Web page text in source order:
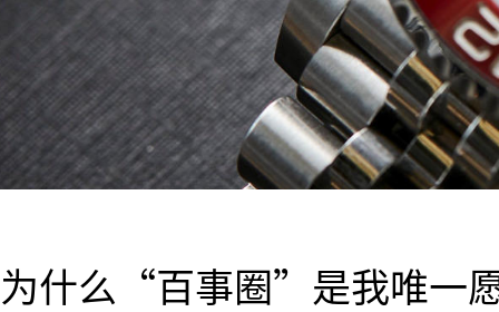
为什么“百事圈”是我唯一